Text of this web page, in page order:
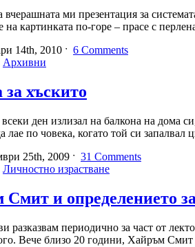
ми презентация за
на картинката по-горе – прасе с
14th, 2010 ˑ 6 Comments
Архивни
хъскито
ден излизал на балкона на дома
лае по човека, когато той си
25th, 2009 ˑ 31 Comments
Личностно израстване
и определението
разказвам периодично за част от
Вече близо 20 години, Хайръм Смит